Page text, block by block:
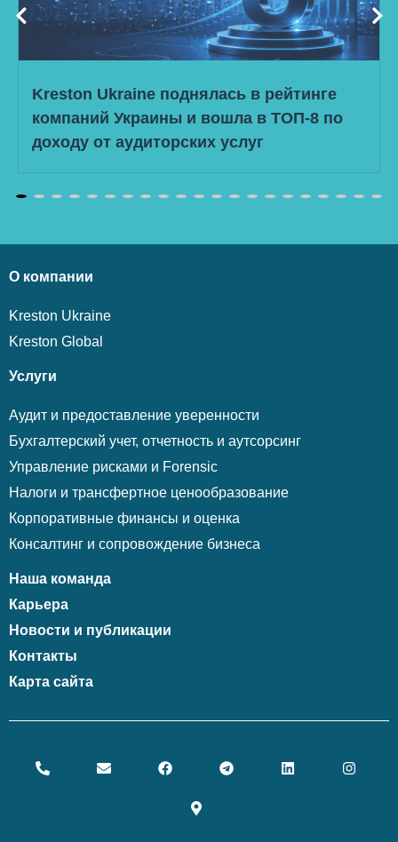
Kreston Ukraine поднялась в рейтинге
компаний Украины и вошла в ТОП-8 по
доходу от аудиторских услуг
О компании
Kreston Ukraine
Kreston Global
Услуги
Аудит и предоставление уверенности
Бухгалтерский учет, отчетность и аутсорсинг
Управление рисками и Forensic
Налоги и трансфертное ценообразование
Корпоративные финансы и оценка
Консалтинг и сопровождение бизнеса
Наша команда
Карьера
Новости и публикации
Контакты
Карта сайта